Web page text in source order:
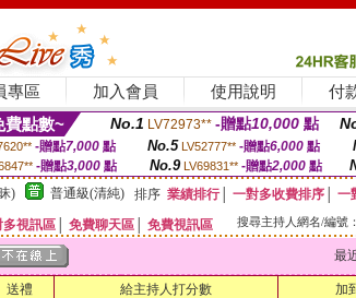
專區 加入會員 使用說明 付
費點數~ No.1 LV72973** -贈點10,000 點
-贈點7,000點 No.5 LV52777** -贈點6,000點
-贈點3,000 點 No.9 LV69831** -贈點2,000點
) 普通級(清純) 排序 業績排行│ 一對多收費排序
一
多視訊區 免費聊天區 免費視訊區 搜尋主持人網名/編號：
最
送禮 給主持人打分數 加